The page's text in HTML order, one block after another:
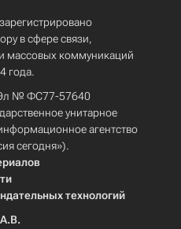
в сфере связи,
массовых коммуникаций
года.
Эл № ФС77-57640
унитарное
агентство
сегодня»).
технологий